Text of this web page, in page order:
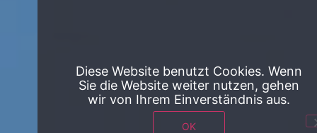
Diese Website benutzt Cookies. Wenn
Sie die Website weiter nutzen, gehen
wir von Ihrem Einverständnis aus.
OK